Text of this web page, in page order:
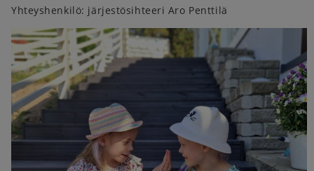
Yhteyshenkilö: järjestösihteeri Aro Penttilä